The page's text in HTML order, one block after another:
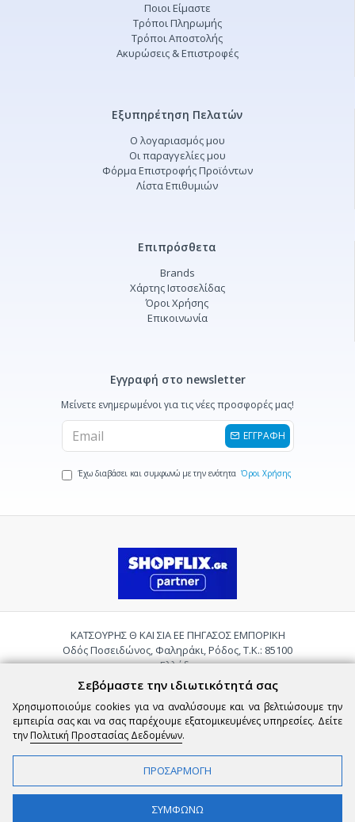
Ποιοι Είμαστε
Τρόποι Πληρωμής
Τρόποι Αποστολής
Ακυρώσεις & Επιστροφές
Εξυπηρέτηση Πελατών
Ο λογαριασμός μου
Οι παραγγελίες μου
Φόρμα Επιστροφής Προϊόντων
Λίστα Επιθυμιών
Επιπρόσθετα
Brands
Χάρτης Ιστοσελίδας
Όροι Χρήσης
Επικοινωνία
Εγγραφή στο newsletter
Μείνετε ενημερωμένοι για τις νέες προσφορές μας!
ΕΓΓΡΑΦΗ
Έχω διαβάσει και συμφωνώ με την ενότητα Όροι Χρήσης
ΚΑΤΣΟΥΡΗΣ Θ ΚΑΙ ΣΙΑ ΕΕ ΠΗΓΑΣΟΣ ΕΜΠΟΡΙΚΗ
Οδός Ποσειδώνος, Φαληράκι, Ρόδος, Τ.Κ.: 85100
Ελλάδα
Τηλ.:2241085059
Email:
pigasosemporiki@gmail.com
Σεβόμαστε την ιδιωτικότητά σας
Χρησιμοποιούμε cookies για να αναλύσουμε και να βελτιώσουμε την
εμπειρία σας και να σας παρέχουμε εξατομικευμένες υπηρεσίες. Δείτε
την Πολιτική Προστασίας Δεδομένων.
ΠΡΟΣΑΡΜΟΓΗ
ΣΥΜΦΩΝΩ